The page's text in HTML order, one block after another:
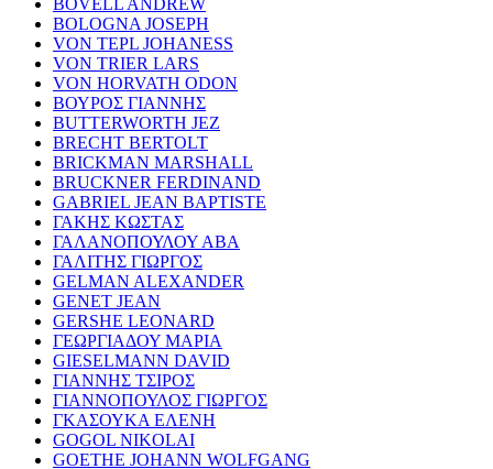
BOLOGNA JOSEPH
VON TEPL JOHANESS
VON TRIER LARS
VON HORVATH ODON
ΒΟΥΡΟΣ ΓΙΑΝΝΗΣ
BUTTERWORTH JEZ
BRECHT BERTOLT
BRICKMAN MARSHALL
BRUCKNER FERDINAND
GABRIEL JEAN BAPTISTE
ΓΑΚΗΣ ΚΩΣΤΑΣ
ΓΑΛΑΝΟΠΟΥΛΟΥ ΑΒΑ
ΓΑΛΙΤΗΣ ΓΙΩΡΓΟΣ
GELMAN ALEXANDER
GENET JEAN
GERSHE LEONARD
ΓΕΩΡΓΙΑΔΟΥ ΜΑΡΙΑ
GIESELMANN DAVID
ΓΙΑΝΝΗΣ ΤΣΙΡΟΣ
ΓΙΑΝΝΟΠΟΥΛΟΣ ΓΙΩΡΓΟΣ
ΓΚΑΣΟΥΚΑ ΕΛΕΝΗ
GOGOL NIKOLAI
GOETHE JOHANN WOLFGANG